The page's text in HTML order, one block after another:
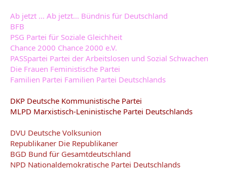
Ab jetzt ... Ab jetzt... Bündnis für Deutschland
BFB
PSG Partei für Soziale Gleichheit
Chance 2000 Chance 2000 e.V.
PASSpartei Partei der Arbeitslosen und Sozial Schwachen
Die Frauen Feministische Partei
Familien Partei Familien Partei Deutschlands
DKP Deutsche Kommunistische Partei
MLPD Marxistisch-Leninistische Partei Deutschlands
DVU Deutsche Volksunion
Republikaner Die Republikaner
BGD Bund für Gesamtdeutschland
NPD Nationaldemokratische Partei Deutschlands